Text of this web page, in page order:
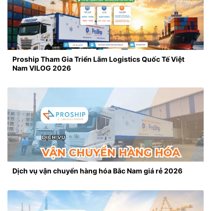
Proship Tham Gia Triển Lãm Logistics Quốc Tế Việt
Nam VILOG 2026
Dịch vụ vận chuyển hàng hóa Bắc Nam giá rẻ 2026